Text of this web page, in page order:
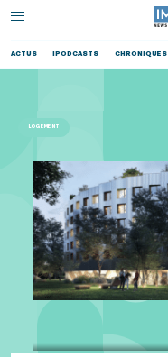
ACTUS IPODCASTS CHRONIQUES
LOGEMENT